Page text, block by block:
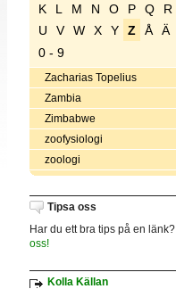
K
L M N O P Q R
U
V W X Y Z Å Ä
0 - 9
Zacharias Topelius
Zambia
Zimbabwe
zoofysiologi
zoologi
Tipsa oss
Har du ett bra tips på en länk?
oss!
Kolla Källan